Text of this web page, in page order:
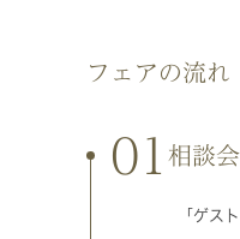
フェアの流れ
01 相談会
「ゲス